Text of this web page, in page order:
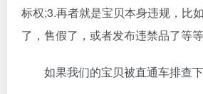
标权;3.再者就是宝贝本身违规，比
了，售假了，或者发布违禁品了等等
如果我们的宝贝被直通车排查